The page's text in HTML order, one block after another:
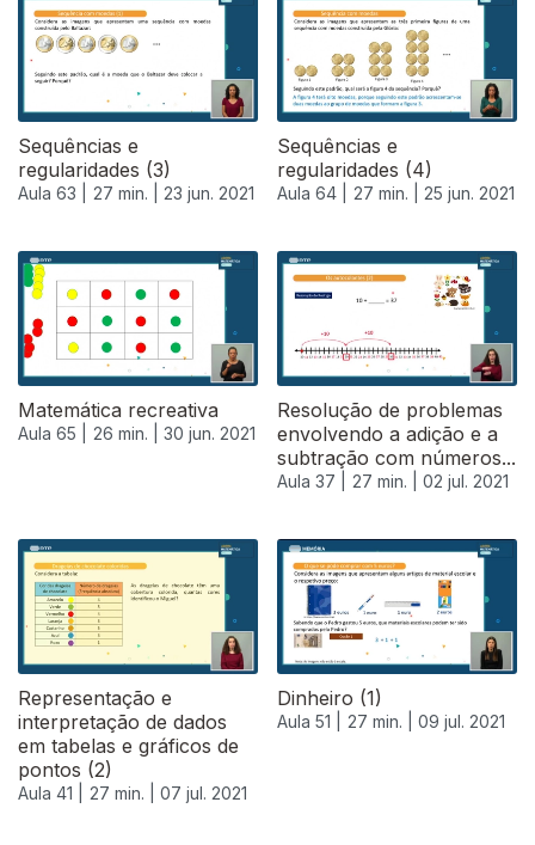
Sequências e
regularidades (3)
Aula 63 | 27 min. | 23 jun. 2021
Sequências e
regularidades (4)
Aula 64 | 27 min. | 25 jun. 2021
Matemática recreativa
Aula 65 | 26 min. | 30 jun. 2021
Resolução de problemas
envolvendo a adição e a
subtração com números...
Aula 37 | 27 min. | 02 jul. 2021
Representação e
interpretação de dados
em tabelas e gráficos de
pontos (2)
Aula 41 | 27 min. | 07 jul. 2021
Dinheiro (1)
Aula 51 | 27 min. | 09 jul. 2021
556889